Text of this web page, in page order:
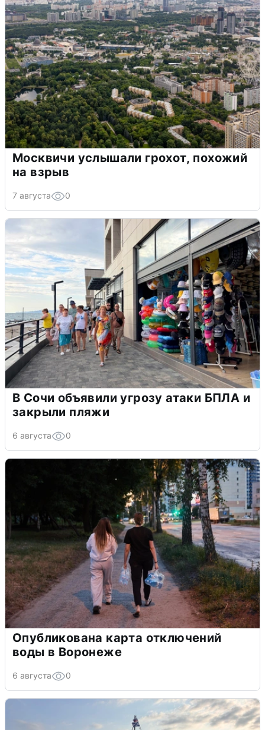
Москвичи услышали грохот, похожий
на взрыв
7 августа 0
В Сочи объявили угрозу атаки БПЛА и
закрыли пляжи
6 августа 0
Опубликована карта отключений
воды в Воронеже
6 августа 0